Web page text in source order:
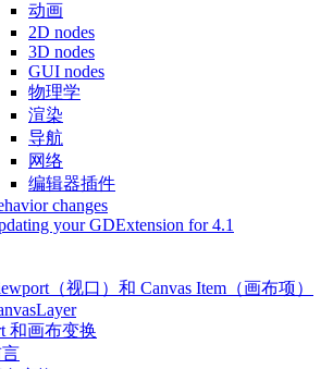
动画
2D nodes
3D nodes
GUI nodes
物理学
渲染
导航
网络
编辑器插件
changes
your GDExtension for 4.1
（视口）和 Canvas Item（画布项）
和画布变换